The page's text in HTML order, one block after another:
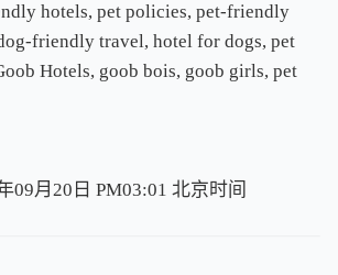
hotels, pet policies, pet-friendly
friendly travel, hotel for dogs, pet
Hotels, goob bois, goob girls, pet
09月20日 PM03:01 北京时间
北京时间